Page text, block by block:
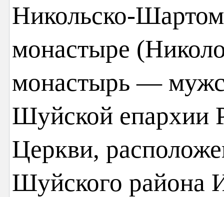
Никольско-
монастыре
монастырь —
Шуйской епархии
Церкви,
Шуйского района